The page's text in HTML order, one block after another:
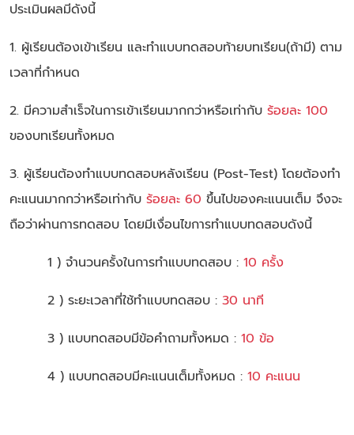
ประเมินผลมีดังนี้
1. ผู้เรียนต้องเข้าเรียน และทำแบบทดสอบท้ายบทเรียน(ถ้ามี) ตาม
เวลาที่กำหนด
2. มีความสำเร็จในการเข้าเรียนมากกว่าหรือเท่ากับ ร้อยละ 100
ของบทเรียนทั้งหมด
3. ผู้เรียนต้องทำแบบทดสอบหลังเรียน (Post-Test) โดยต้องทำ
คะแนนมากกว่าหรือเท่ากับ ร้อยละ 60 ขึ้นไปของคะแนนเต็ม จึงจะ
ถือว่าผ่านการทดสอบ โดยมีเงื่อนไขการทำแบบทดสอบดังนี้
1 ) จำนวนครั้งในการทำแบบทดสอบ : 10 ครั้ง
2 ) ระยะเวลาที่ใช้ทำแบบทดสอบ : 30 นาที
3 ) แบบทดสอบมีข้อคำถามทั้งหมด : 10 ข้อ
4 ) แบบทดสอบมีคะแนนเต็มทั้งหมด : 10 คะแนน